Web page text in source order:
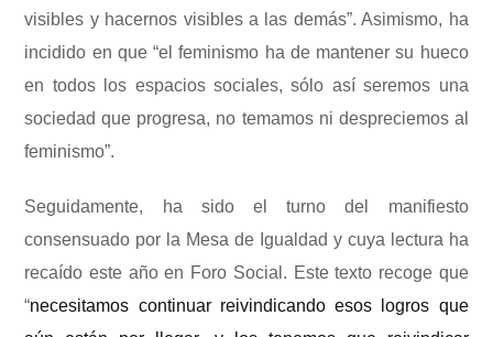
visibles y hacernos visibles a las demás”. Asimismo, ha
incidido en que “el feminismo ha de mantener su hueco
en todos los espacios sociales, sólo así seremos una
sociedad que progresa, no temamos ni despreciemos al
feminismo”.
Seguidamente, ha sido el turno del manifiesto
consensuado por la Mesa de Igualdad y cuya lectura ha
recaído este año en Foro Social. Este texto recoge que
“necesitamos continuar reivindicando esos logros que